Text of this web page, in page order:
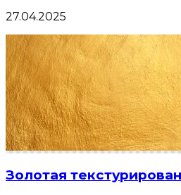
27.04.2025
Золотая